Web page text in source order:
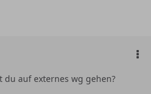
auf externes wg gehen?